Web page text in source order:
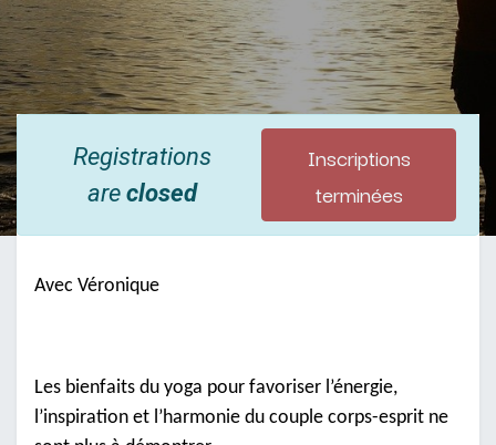
Registrations
areclosed
Inscriptions
terminées
Avec Véronique
Les bienfaits du yoga pour favoriser l’énergie,
l’inspiration et l’harmonie du couple corps-esprit ne